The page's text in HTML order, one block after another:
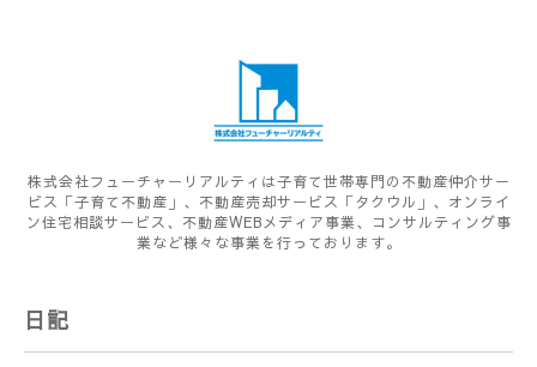
株式会社フューチャーリアルティは子育て世帯専門の不動産仲介サー
ビス「子育て不動産」、不動産売却サービス「タクウル」、オンライ
ン住宅相談サービス、不動産WEBメディア事業、コンサルティング事
業など様々な事業を行っております。
日記